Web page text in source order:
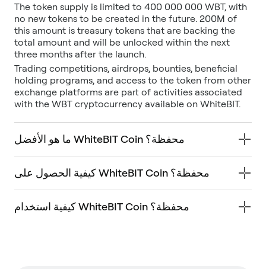
The token supply is limited to 400 000 000 WBT, with
no new tokens to be created in the future. 200M of
this amount is treasury tokens that are backing the
total amount and will be unlocked within the next
three months after the launch.
Trading competitions, airdrops, bounties, beneficial
holding programs, and access to the token from other
exchange platforms are part of activities associated
with the WBT cryptocurrency available on WhiteBIT.
ما هو الأفضل WhiteBIT Coin محفظة؟
كيفية الحصول على WhiteBIT Coin محفظة؟
كيفية استخدام WhiteBIT Coin محفظة؟